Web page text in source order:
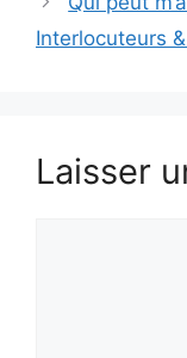
Interlocuteurs
Laisser